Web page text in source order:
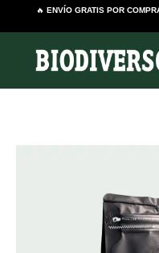
contenido
🔥 ENVÍO GRATIS POR